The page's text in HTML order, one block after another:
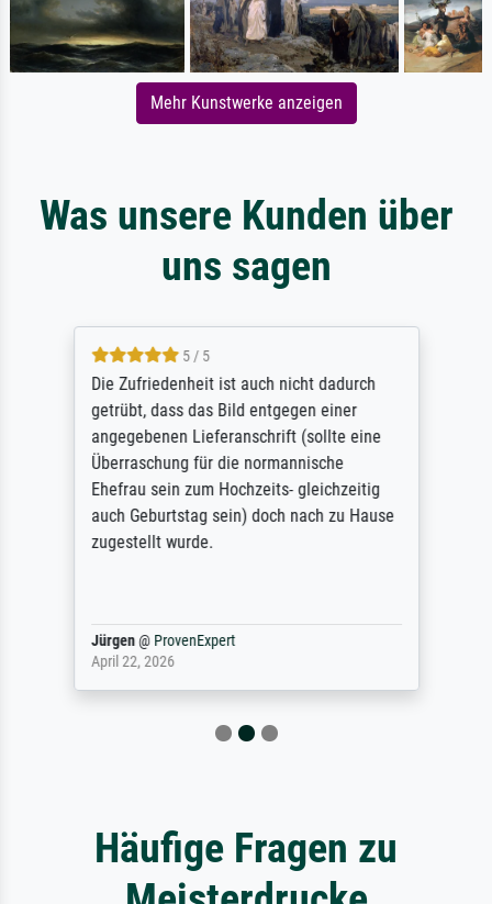
Mehr Kunstwerke anzeigen
Was unsere Kunden über
uns sagen
5 / 5
Die Zufriedenheit ist auch nicht dadurch
getrübt, dass das Bild entgegen einer
angegebenen Lieferanschrift (sollte eine
Überraschung für die normannische
Ehefrau sein zum Hochzeits- gleichzeitig
auch Geburtstag sein) doch nach zu Hause
zugestellt wurde.
Jürgen@ ProvenExpert
April 22, 2026
Häufige Fragen zu